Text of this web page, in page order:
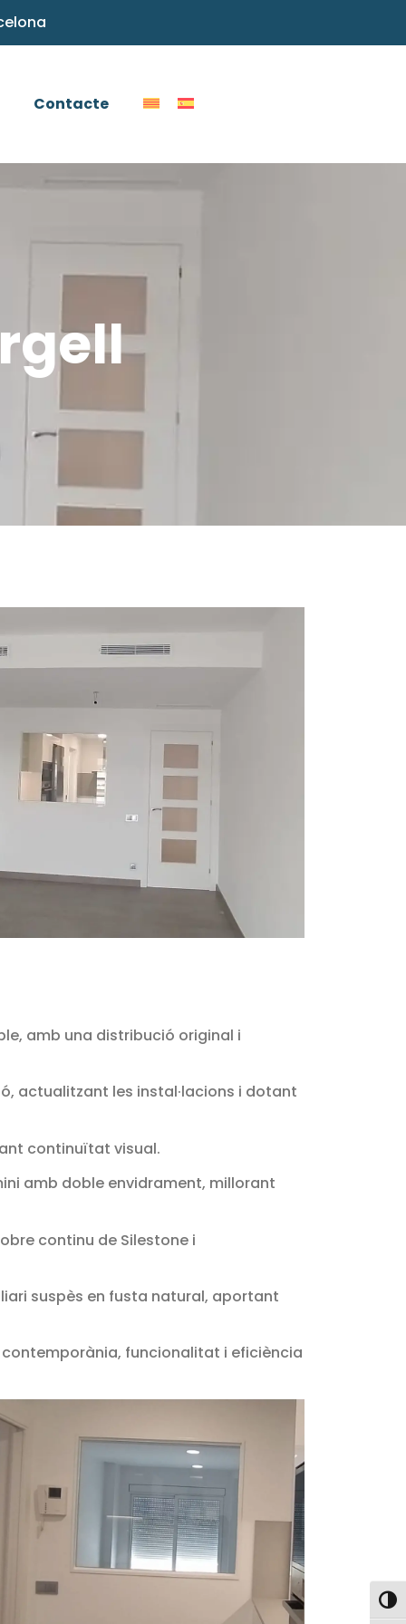
Contacte
amb una distribució original i
actualitzant les instal·lacions i dotant
continuïtat visual.
amb doble envidrament, millorant
continu de Silestone i
suspès en fusta natural, aportant
funcionalitat i eficiència